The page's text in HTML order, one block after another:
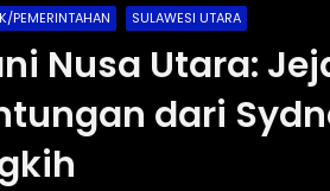
PEMERINTAHAN SULAWESI UTARA
Nusa Utara:
dari